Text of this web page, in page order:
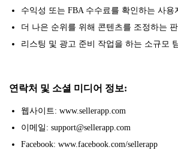
수익성 또는 FBA 수수료를 확인하는 사용
더 나은 순위를 위해 콘텐츠를 조정하는
리스팅 및 광고 준비 작업을 하는 소규모
연락처 및 소셜 미디어 정보:
웹사이트: www.sellerapp.com
이메일: support@sellerapp.com
Facebook: www.facebook.com/sellerapp